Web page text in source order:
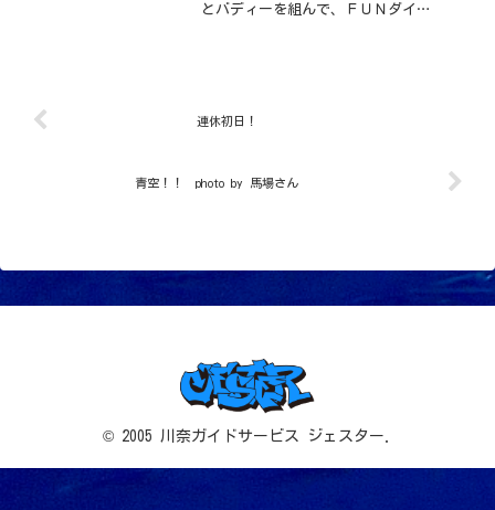
とバディーを組んで、ＦＵＮダイ
連休初日！
青空！！ photo by 馬場さん
© 2005 川奈ガイドサービス ジェスター.